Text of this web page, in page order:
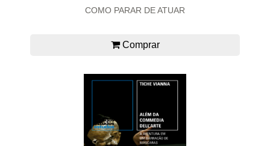
COMO PARAR DE ATUAR
Comprar